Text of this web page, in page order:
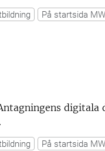
På startsida MW
digitala
På startsida MW